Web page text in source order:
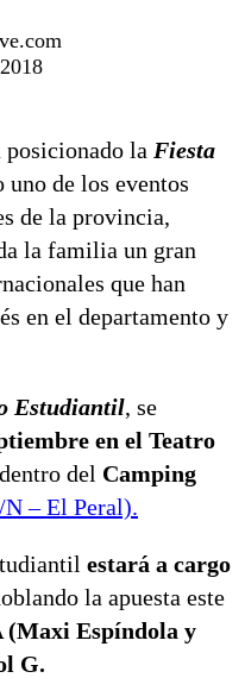
posicionado la Fiesta
uno de los eventos
de la provincia,
la familia un gran
que han
en el departamento y
Estudiantil, se
en el Teatro
del Camping
– El Peral).
estará a cargo
la apuesta este
(Maxi Espíndola y
G.